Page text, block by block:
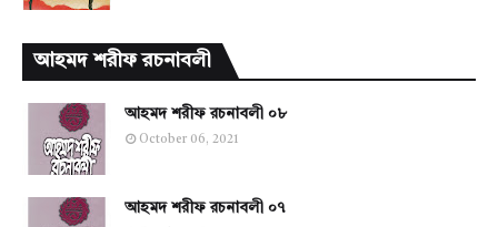
আহমদ শরীফ রচনাবলী
আহমদ শরীফ রচনাবলী ০৮
October 06, 2021
আহমদ শরীফ রচনাবলী ০৭